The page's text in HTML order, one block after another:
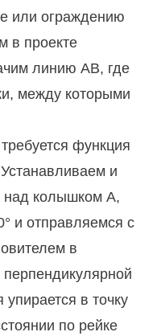
или ограждению
в проекте
линию АВ, где
между которыми
функция
и
над колышком А,
и отправляемся с
в
в точку
по рейке